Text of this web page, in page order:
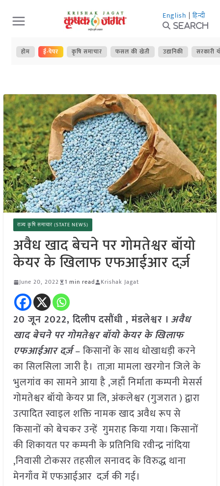
Skip
to
content
English | हिन्दी
Search
होम ई-पेपर कृषि समाचार फसल की खेती उद्यानिकी सरकारी
राज्य कृषि समाचार (STATE NEWS)
अवैध खाद बेचने पर गोमतेश्वर बॉयो
केयर के खिलाफ एफआईआर दर्ज़
June 20, 2022 1 min read Krishak Jagat
20 जून 2022, दिलीप दसौंधी , मंडलेश्वर । अवैध
खाद बेचने पर गोमतेश्वर बॉयो केयर के खिलाफ
एफआईआर दर्ज़– किसानों के साथ धोखाधड़ी करने
का सिलसिला जारी है। ताज़ा मामला खरगोन जिले के
भुलगांव का सामने आया है ,जहाँ निर्माता कम्पनी मेसर्स
गोमतेश्वर बॉयो केयर प्रा लि, अंकलेश्वर (गुजरात ) द्वारा
उत्पादित स्वाइल शक्ति नामक खाद अवैध रूप से
किसानों को बेचकर उन्हें गुमराह किया गया। किसानों
की शिकायत पर कम्पनी के प्रतिनिधि रवीन्द्र नांदिया
,निवासी टोकसर तहसील सनावद के विरुद्ध थाना
मेनगाँव में एफआईआर दर्ज़ की गई।